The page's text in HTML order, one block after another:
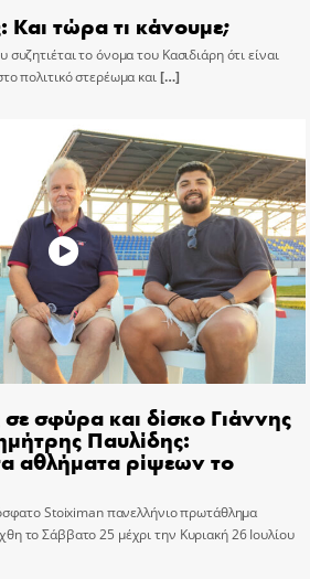
Και τώρα τι κάνουμε;
το όνομα του Κασιδιάρη ότι είναι
πολιτικό στερέωμα και[…]
σε σφύρα και δίσκο Γιάννης
Παυλίδης:
αθλήματα ρίψεων το
Stoiximan πανελλήνιο πρωτάθλημα
το Σάββατο 25 μέχρι την Κυριακή 26 Ιουλίου